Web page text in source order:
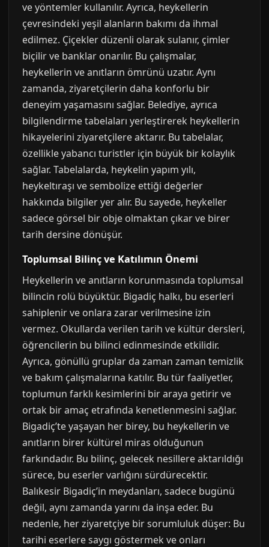
ve yöntemler kullanılır. Ayrıca, heykellerin
çevresindeki yeşil alanların bakımı da ihmal
edilmez. Çiçekler düzenli olarak sulanır, çimler
biçilir ve banklar onarılır. Bu çalışmalar,
heykellerin ve anıtların ömrünü uzatır. Aynı
zamanda, ziyaretçilerin daha konforlu bir
deneyim yaşamasını sağlar. Belediye, ayrıca
bilgilendirme tabelaları yerleştirerek heykellerin
hikayelerini ziyaretçilere aktarır. Bu tabelalar,
özellikle yabancı turistler için büyük bir kolaylık
sağlar. Tabelalarda, heykelin yapım yılı,
heykeltıraşı ve sembolize ettiği değerler
hakkında bilgiler yer alır. Bu sayede, heykeller
sadece görsel bir obje olmaktan çıkar ve birer
tarih dersine dönüşür.
Toplumsal Bilinç ve Katılımın Önemi
Heykellerin ve anıtların korunmasında toplumsal
bilincin rolü büyüktür. Bigadiç halkı, bu eserleri
sahiplenir ve onlara zarar verilmesine izin
vermez. Okullarda verilen tarih ve kültür dersleri,
öğrencilerin bu bilinci edinmesinde etkilidir.
Ayrıca, gönüllü gruplar da zaman zaman temizlik
ve bakım çalışmalarına katılır. Bu tür faaliyetler,
toplumun farklı kesimlerini bir araya getirir ve
ortak bir amaç etrafında kenetlenmesini sağlar.
Bigadiç’te yaşayan her birey, bu heykellerin ve
anıtların birer kültürel miras olduğunun
farkındadır. Bu bilinç, gelecek nesillere aktarıldığı
sürece, bu eserler varlığını sürdürecektir.
Balıkesir Bigadiç’in meydanları, sadece bugünü
değil, aynı zamanda yarını da inşa eder. Bu
nedenle, her ziyaretçiye bir sorumluluk düşer: Bu
tarihi eserlere saygı göstermek ve onları